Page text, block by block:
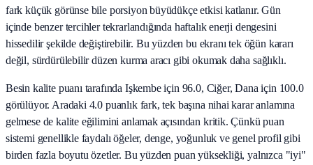
fark küçük görünse bile porsiyon büyüdükçe etkisi katlanır. Gün
içinde benzer tercihler tekrarlandığında haftalık enerji dengesini
hissedilir şekilde değiştirebilir. Bu yüzden bu ekranı tek öğün kararı
değil, sürdürülebilir düzen kurma aracı gibi okumak daha sağlıklı.
Besin kalite puanı tarafında Işkembe için 96.0, Ciğer, Dana için 100.0
görülüyor. Aradaki 4.0 puanlık fark, tek başına nihai karar anlamına
gelmese de kalite eğilimini anlamak açısından kritik. Çünkü puan
sistemi genellikle faydalı öğeler, denge, yoğunluk ve genel profil gibi
birden fazla boyutu özetler. Bu yüzden puan yüksekliği, yalnızca "iyi"